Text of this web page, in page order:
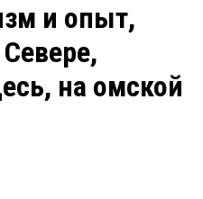
и опыт,
на омской